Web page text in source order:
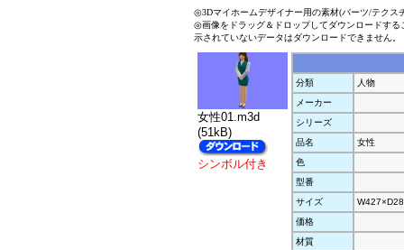
◎3Dマイホームデザイナー用の素材(パーツ/テクス
◎画像をドラッグ＆ドロップしてダウンロードす
示されていないデータはダウンロードできません。
女性01.m3d
(51kB)
シンボル付き
分類
人物
メーカー
シリーズ
品名
女性
色
型番
サイズ
価格
材質